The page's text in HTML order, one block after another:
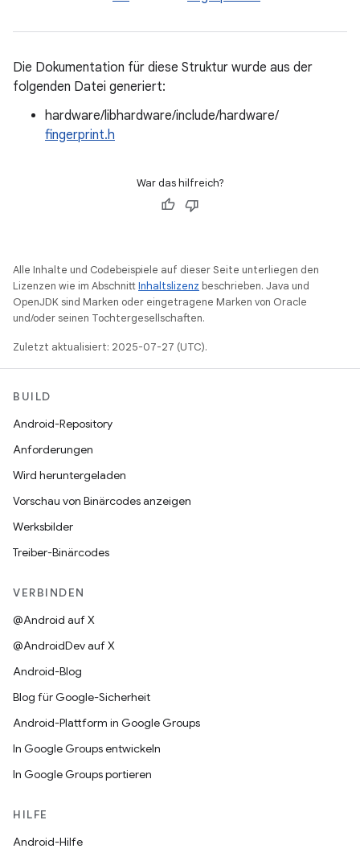
Die Dokumentation für diese Struktur wurde aus der
folgenden Datei generiert:
hardware/libhardware/include/hardware/
fingerprint.h
War das hilfreich?
Alle Inhalte und Codebeispiele auf dieser Seite unterliegen den
Lizenzen wie im AbschnittInhaltslizenz beschrieben. Java und
OpenJDK sind Marken oder eingetragene Marken von Oracle
und/oder seinen Tochtergesellschaften.
Zuletzt aktualisiert: 2025-07-27 (UTC).
BUILD
Android-Repository
Anforderungen
Wird heruntergeladen
Vorschau von Binärcodes anzeigen
Werksbilder
Treiber-Binärcodes
VERBINDEN
@Android auf X
@AndroidDev auf X
Android-Blog
Blog für Google-Sicherheit
Android-Plattform in Google Groups
In Google Groups entwickeln
In Google Groups portieren
HILFE
Android-Hilfe